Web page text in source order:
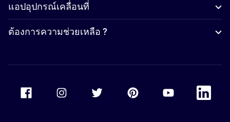
แอปอุปกรณ์เคลื่อนที่
ต้องการความช่วยเหลือ ?
Accor Youtube
Accor